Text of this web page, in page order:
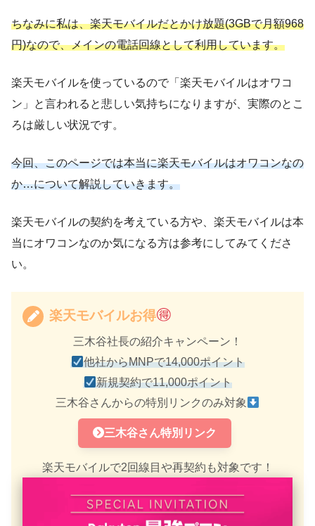
ちなみに私は、楽天モバイルだとかけ放題(3GBで月額968
円)なので、メインの電話回線として利用しています。
楽天モバイルを使っているので「楽天モバイルはオワコ
ン」と言われると悲しい気持ちになりますが、実際のとこ
ろは厳しい状況です。
今回、このページでは本当に楽天モバイルはオワコンなの
か…について解説していきます。
楽天モバイルの契約を考えている方や、楽天モバイルは本
当にオワコンなのか気になる方は参考にしてみてくださ
い。
楽天モバイルお得
三木谷社長の紹介キャンペーン！
他社からMNPで14,000ポイント
新規契約で11,000ポイント
三木谷さんからの特別リンクのみ対象
三木谷さん特別リンク
楽天モバイルで2回線目や再契約も対象です！